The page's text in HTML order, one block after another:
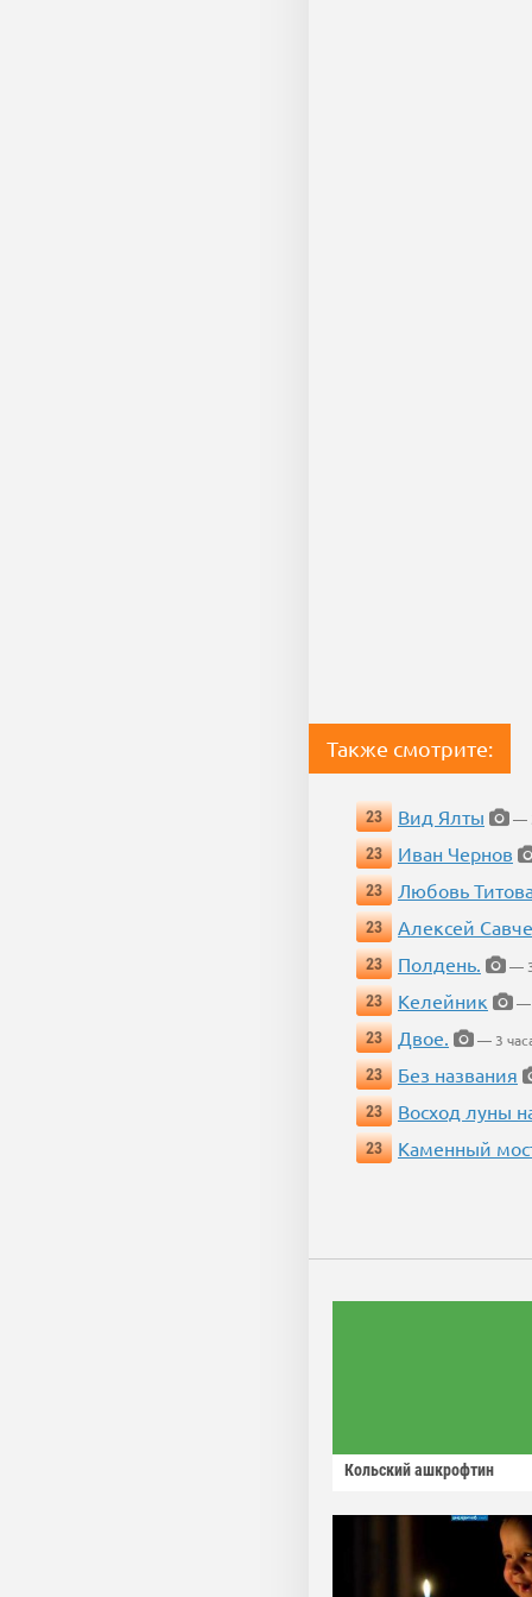
Также смотрите:
23 Вид Ялты
—
23
Иван Чернов
23 Любовь
23 Алексей
23 Полдень.
—
23
Келейник
—
23
Двое.
— 3
23
Без названия
23 Восход луны
23 Каменный
Кольский ашкрофтин